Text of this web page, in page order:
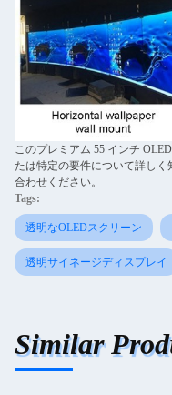
このプレミアム 55 インチ
たは特定の要件について詳し
合わせください。
Tags:
透明なOLEDスクリーン
透明サイネージディスプレイ
Similar